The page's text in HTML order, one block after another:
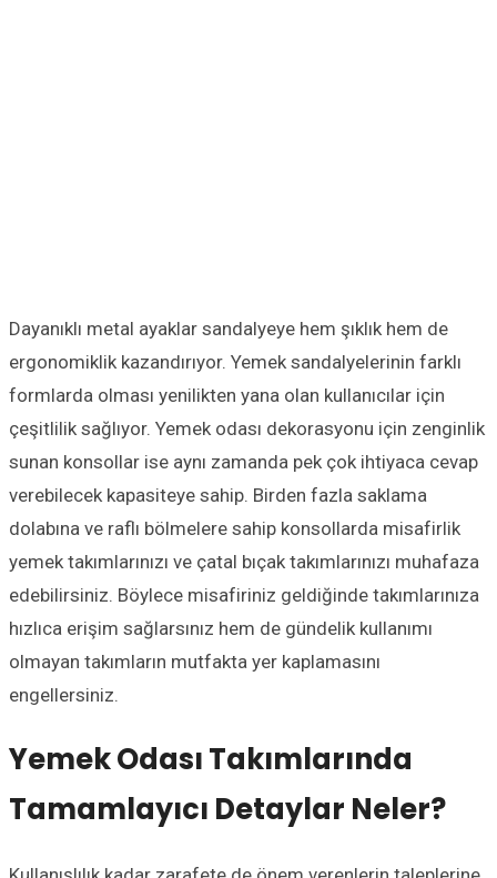
Dayanıklı metal ayaklar sandalyeye hem şıklık hem de
ergonomiklik kazandırıyor. Yemek sandalyelerinin farklı
formlarda olması yenilikten yana olan kullanıcılar için
çeşitlilik sağlıyor. Yemek odası dekorasyonu için zenginlik
sunan konsollar ise aynı zamanda pek çok ihtiyaca cevap
verebilecek kapasiteye sahip. Birden fazla saklama
dolabına ve raflı bölmelere sahip konsollarda misafirlik
yemek takımlarınızı ve çatal bıçak takımlarınızı muhafaza
edebilirsiniz. Böylece misafiriniz geldiğinde takımlarınıza
hızlıca erişim sağlarsınız hem de gündelik kullanımı
olmayan takımların mutfakta yer kaplamasını
engellersiniz.
Yemek Odası Takımlarında
Tamamlayıcı Detaylar Neler?